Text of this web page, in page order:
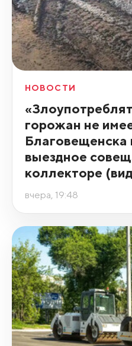
НОВОСТИ
горожан не
Благовещенска
выездное
коллекторе
вчера, 19:48